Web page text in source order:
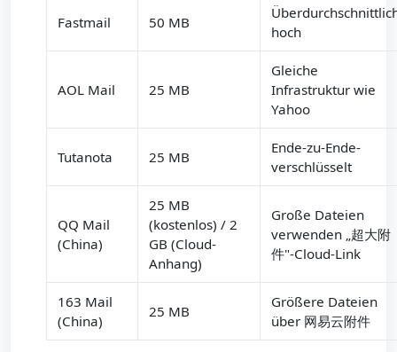
Fastmail 50 MB
hoch
AOL Mail 25 MB
Gleiche
Infrastruktur wie
Yahoo
Tutanota 25 MB
Ende-zu-Ende-
verschlüsselt
QQ Mail
(China)
25 MB
(kostenlos) / 2
GB (Cloud-
Anhang)
Große Dateien
verwenden „超大附
件"-Cloud-Link
163 Mail
(China)
25 MB
Größere Dateien
über 网易云附件